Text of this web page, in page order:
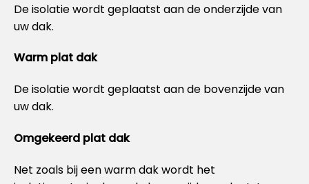
De isolatie wordt geplaatst aan de onderzijde van
uw dak.
Warm plat dak
De isolatie wordt geplaatst aan de bovenzijde van
uw dak.
Omgekeerd plat dak
Net zoals bij een warm dak wordt het